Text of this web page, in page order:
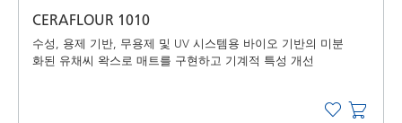
CERAFLOUR 1010
수성, 용제 기반, 무용제 및 UV 시스템용 바이오 기반의 미분
화된 유채씨 왁스로 매트를 구현하고 기계적 특성 개선